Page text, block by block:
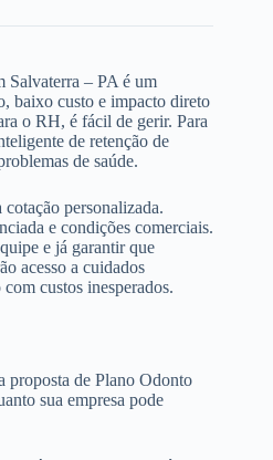
Salvaterra – PA é um
baixo custo e impacto direto
o RH, é fácil de gerir. Para
de retenção de
de saúde.
personalizada.
e condições comerciais.
e já garantir que
acesso a cuidados
custos inesperados.
proposta de Plano Odonto
sua empresa pode